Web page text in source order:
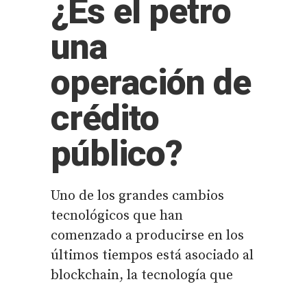
¿Es el petro
una
operación de
crédito
público?
Uno de los grandes cambios
tecnológicos que han
comenzado a producirse en los
últimos tiempos está asociado al
blockchain, la tecnología que